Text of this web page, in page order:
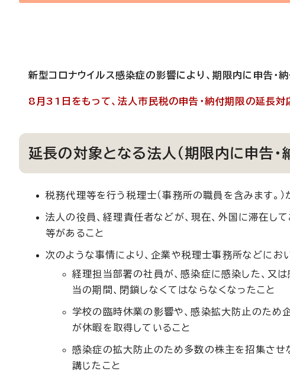
新型コロナウイルス感染症の影響により、期限内に申告・
8月31日をもって、法人市民税の申告・納付期限の延長対
延長の対象となる法人（期限内に申告・
税務代理等を行う税理士（事務所の職員を含みます。
法人の役員、経理責任者などが、現在、外国に滞在し
等があること
次のような事情により、企業や税理士事務所などにお
経理担当部署の社員が、感染症に感染した、又
当の期間、閉鎖しなくてはならなくなったこと
学校の臨時休業の影響や、感染拡大防止のため
が休暇を取得していること
感染症の拡大防止のため多数の株主を招集さ
講じたこと